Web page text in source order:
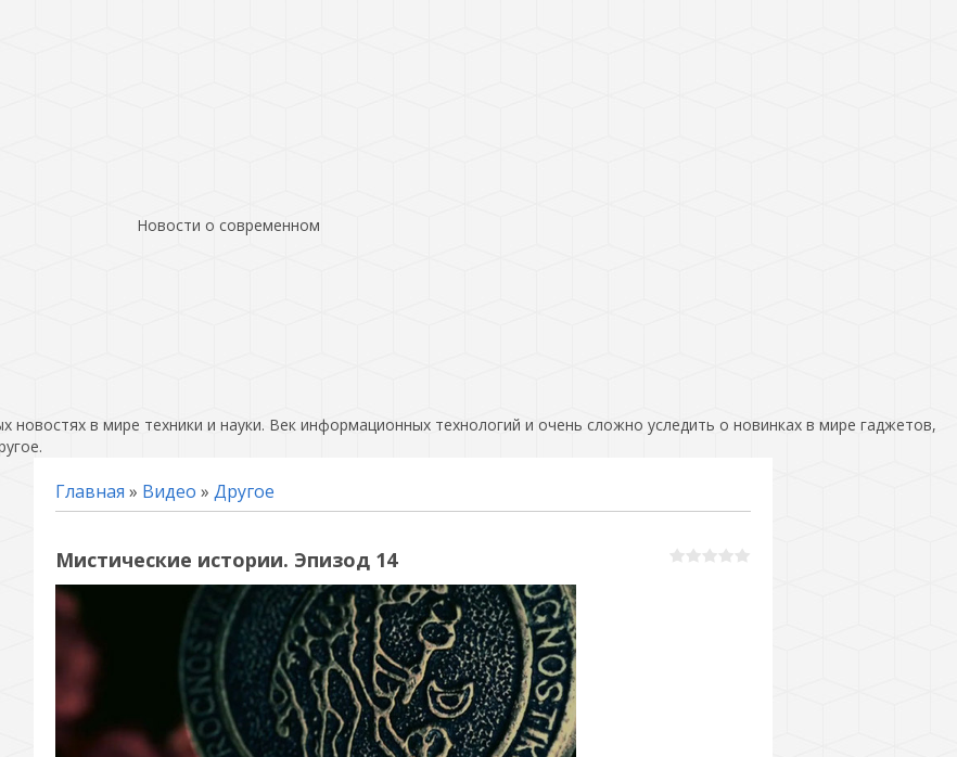
Новости о современном
новостях в мире техники и науки. Век информационных технологий и очень сложно уследить о новинках в мире гаджетов,
Главная » Видео » Другое
Мистические истории. Эпизод 14